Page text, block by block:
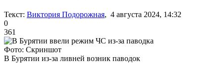
Текст: Виктория Подорожная, 4 августа 2024, 14:32
0
361
Фото: Скриншот
В Бурятии из-за ливней возник паводок